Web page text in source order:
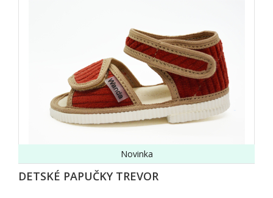
DETSKÉ PAPUČKY TREVOR
Novinka